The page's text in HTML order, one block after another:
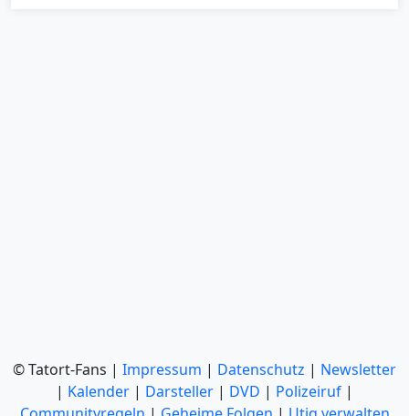
© Tatort-Fans | Impressum | Datenschutz | Newsletter
| Kalender | Darsteller | DVD | Polizeiruf |